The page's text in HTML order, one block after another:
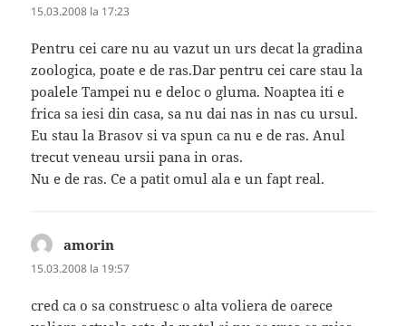
15.03.2008 la 17:23
Pentru cei care nu au vazut un urs decat la gradina
zoologica, poate e de ras.Dar pentru cei care stau la
poalele Tampei nu e deloc o gluma. Noaptea iti e
frica sa iesi din casa, sa nu dai nas in nas cu ursul.
Eu stau la Brasov si va spun ca nu e de ras. Anul
trecut veneau ursii pana in oras.
Nu e de ras. Ce a patit omul ala e un fapt real.
amorin
15.03.2008 la 19:57
cred ca o sa construesc o alta voliera de oarece